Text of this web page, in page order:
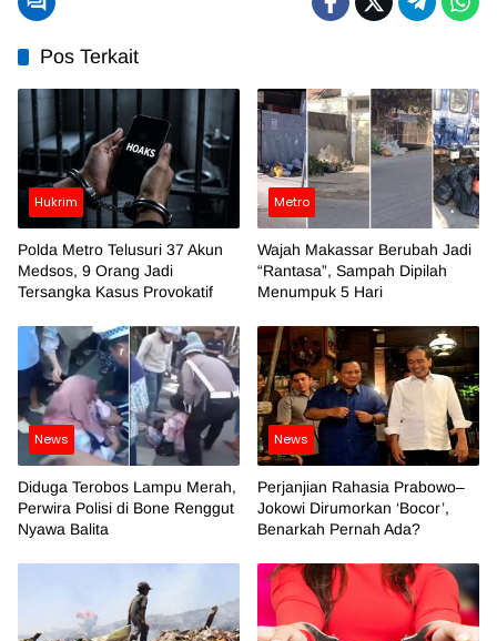
Pos Terkait
Hukrim
Polda Metro Telusuri 37 Akun
Medsos, 9 Orang Jadi
Tersangka Kasus Provokatif
Metro
Wajah Makassar Berubah Jadi
“Rantasa”, Sampah Dipilah
Menumpuk 5 Hari
News
Diduga Terobos Lampu Merah,
Perwira Polisi di Bone Renggut
Nyawa Balita
News
Perjanjian Rahasia Prabowo–
Jokowi Dirumorkan ‘Bocor’,
Benarkah Pernah Ada?